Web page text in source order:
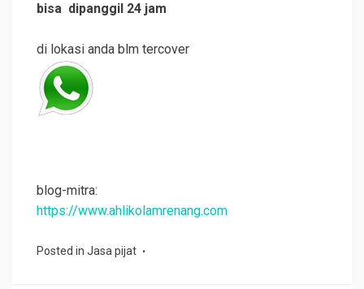
bisa dipanggil 24 jam
di lokasi anda blm tercover
blog-mitra:
https://www.ahlikolamrenang.com
Posted in Jasa pijat